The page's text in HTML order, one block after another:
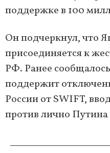
поддержке в 100
Он подчеркнул, что
присоединяется к
РФ. Ранее
поддержит
России от SWIFT,
против лично